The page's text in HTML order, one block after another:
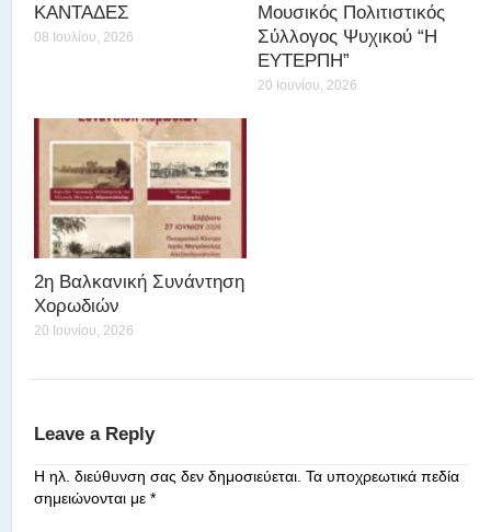
ΚΑΝΤΑΔΕΣ
08 Ιουλίου, 2026
Μουσικός Πολιτιστικός
Σύλλογος Ψυχικού “Η
ΕΥΤΕΡΠΗ”
20 Ιουνίου, 2026
2η Βαλκανική Συνάντηση
Χορωδιών
20 Ιουνίου, 2026
Leave a Reply
Η ηλ. διεύθυνση σας δεν δημοσιεύεται. Τα υποχρεωτικά πεδία
σημειώνονται με *